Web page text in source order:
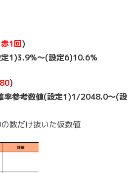
赤1回)
1)3.9%～(設定6)10.6%
)
率参考数値(設定1)1/2048.0～(設
数だけ抜いた仮数値